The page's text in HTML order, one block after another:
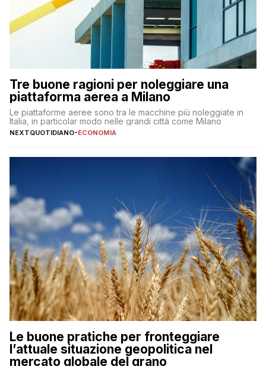
Tre buone ragioni per noleggiare una
piattaforma aerea a Milano
Le piattaforme aeree sono tra le macchine più noleggiate in
Italia, in particolar modo nelle grandi città come Milano
NEXTQUOTIDIANO-ECONOMIA
Le buone pratiche per fronteggiare
l’attuale situazione geopolitica nel
mercato globale del grano